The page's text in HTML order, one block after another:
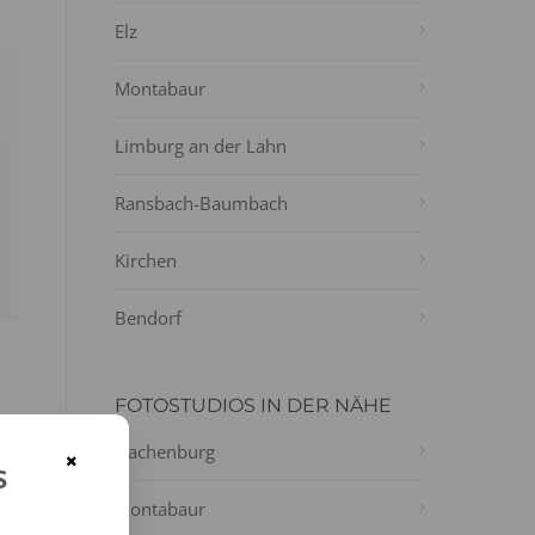
Elz
Montabaur
Limburg an der Lahn
Ransbach-Baumbach
Kirchen
Bendorf
FOTOSTUDIOS IN DER NÄHE
Hachenburg
Montabaur
×